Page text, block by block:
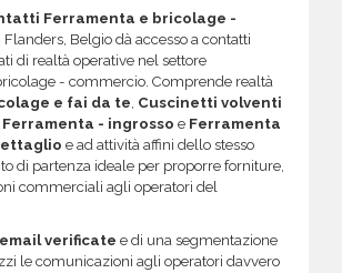
Ferramenta e bricolage -
Flanders, Belgio dà accesso a contatti
di realtà operative nel settore
- commercio. Comprende realtà
e fai da te, Cuscinetti volventi
Ferramenta - ingrosso e Ferramenta
e ad attività affini dello stesso
di partenza ideale per proporre forniture,
commerciali agli operatori del
email verificate e di una segmentazione
le comunicazioni agli operatori davvero